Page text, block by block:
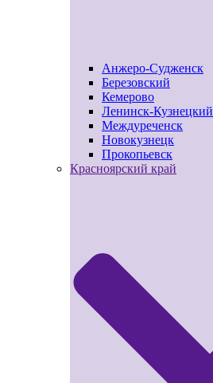
Анжеро-Судженск
Березовский
Кемерово
Ленинск-Кузнецкий
Междуреченск
Новокузнецк
Прокопьевск
Красноярский край